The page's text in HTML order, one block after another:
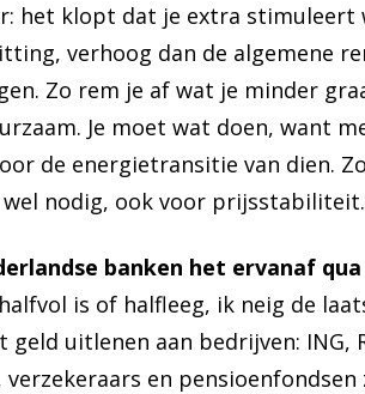
het klopt dat je extra
verhoog dan de algemene
Zo rem je af wat je minder
Je moet wat doen, want
de energietransitie van dien.
nodig, ook voor
banken het ervanaf
is of halfleeg, ik neig de
uitlenen aan bedrijven: ING,
verzekeraars en